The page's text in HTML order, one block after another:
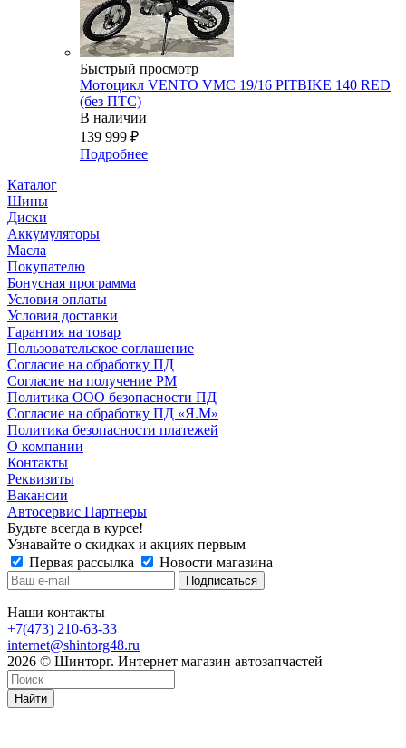
Быстрый просмотр
Мотоцикл VENTO VMC 19/16 PITBIKE 140 RED
(без ПТС)
В наличии
139 999 ₽
Подробнее
Каталог
Шины
Диски
Аккумуляторы
Масла
Покупателю
Бонусная программа
Условия оплаты
Условия доставки
Гарантия на товар
Пользовательское соглашение
Согласие на обработку ПД
Согласие на получение РМ
Политика ООО безопасности ПД
Согласие на обработку ПД «Я.М»
Политика безопасности платежей
О компании
Контакты
Реквизиты
Вакансии
Автосервис Партнеры
Будьте всегда в курсе!
Узнавайте о скидках и акциях первым
Первая рассылка
Новости магазина
Наши контакты
+7(473) 210-63-33
internet@shintorg48.ru
2026 © Шинторг. Интернет магазин автозапчастей
Найти